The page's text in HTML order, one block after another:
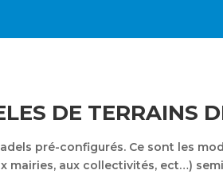
DE TERRAINS
pré-configurés. Ce sont les
mairies, aux collectivités, ect…)